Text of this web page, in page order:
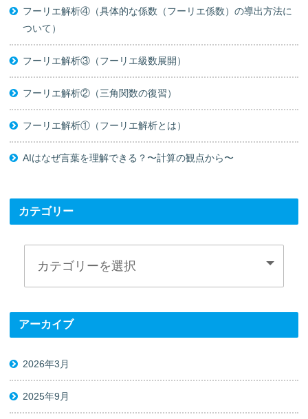
フーリエ解析④（具体的な係数（フーリエ係数）の導出方法に
ついて）
フーリエ解析③（フーリエ級数展開）
フーリエ解析②（三角関数の復習）
フーリエ解析①（フーリエ解析とは）
AIはなぜ言葉を理解できる？〜計算の観点から〜
カテゴリー
アーカイブ
2026年3月
2025年9月